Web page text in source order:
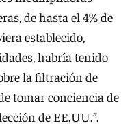
de hasta el 4% de
establecido,
habría tenido
la filtración de
tomar conciencia de
de EE.UU.”.